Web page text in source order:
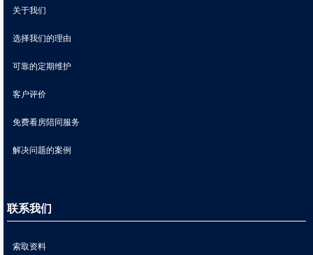
关于我们
选择我们的理由
可靠的定期维护
客户评价
免费看房陪同服务
解决问题的案例
联系我们
索取资料